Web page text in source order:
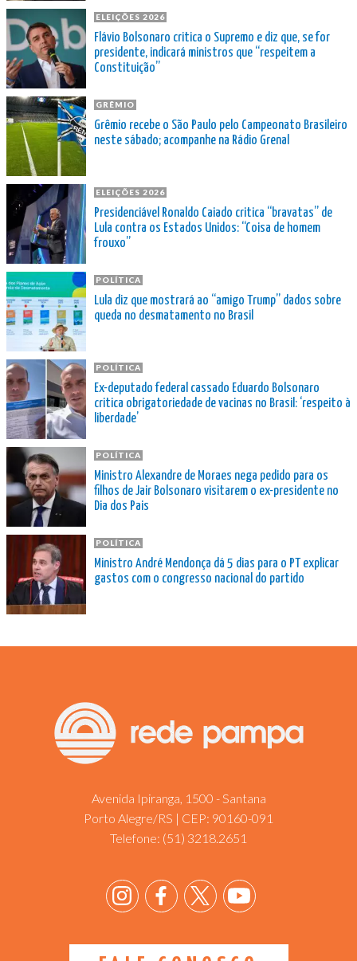
ELEIÇÕES 2026
Flávio Bolsonaro critica o Supremo e diz que, se for
presidente, indicará ministros que “respeitem a
Constituição”
GRÊMIO
Grêmio recebe o São Paulo pelo Campeonato Brasileiro
neste sábado; acompanhe na Rádio Grenal
ELEIÇÕES 2026
Presidenciável Ronaldo Caiado critica “bravatas” de
Lula contra os Estados Unidos: “Coisa de homem
frouxo”
POLÍTICA
Lula diz que mostrará ao “amigo Trump” dados sobre
queda no desmatamento no Brasil
POLÍTICA
Ex-deputado federal cassado Eduardo Bolsonaro
critica obrigatoriedade de vacinas no Brasil: ‘respeito à
liberdade’
POLÍTICA
Ministro Alexandre de Moraes nega pedido para os
filhos de Jair Bolsonaro visitarem o ex-presidente no
Dia dos Pais
POLÍTICA
Ministro André Mendonça dá 5 dias para o PT explicar
gastos com o congresso nacional do partido
Avenida Ipiranga, 1500 - Santana
Porto Alegre/RS | CEP: 90160-091
Telefone: (51) 3218.2651